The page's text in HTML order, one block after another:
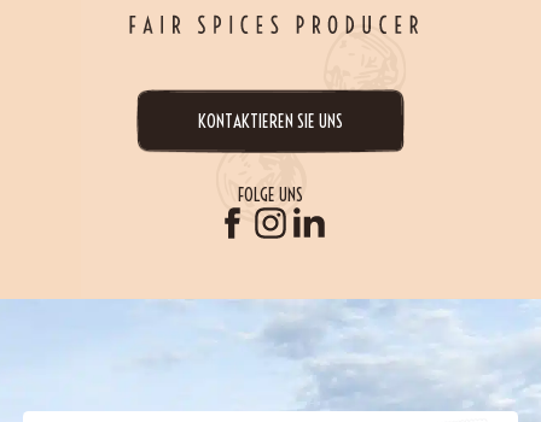
KONTAKTIEREN SIE UNS
FOLGE UNS